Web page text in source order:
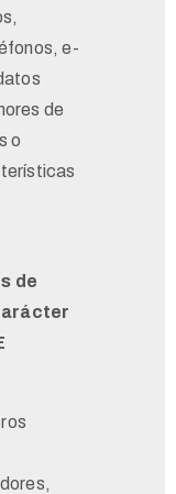
e-
de
o
de